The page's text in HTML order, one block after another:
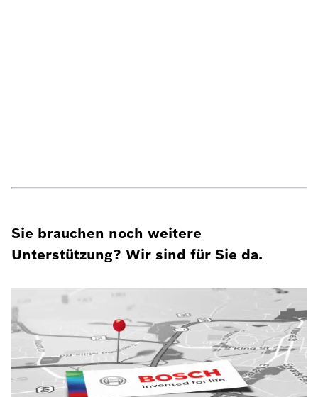
Sie brauchen noch weitere
Unterstützung? Wir sind für Sie da.